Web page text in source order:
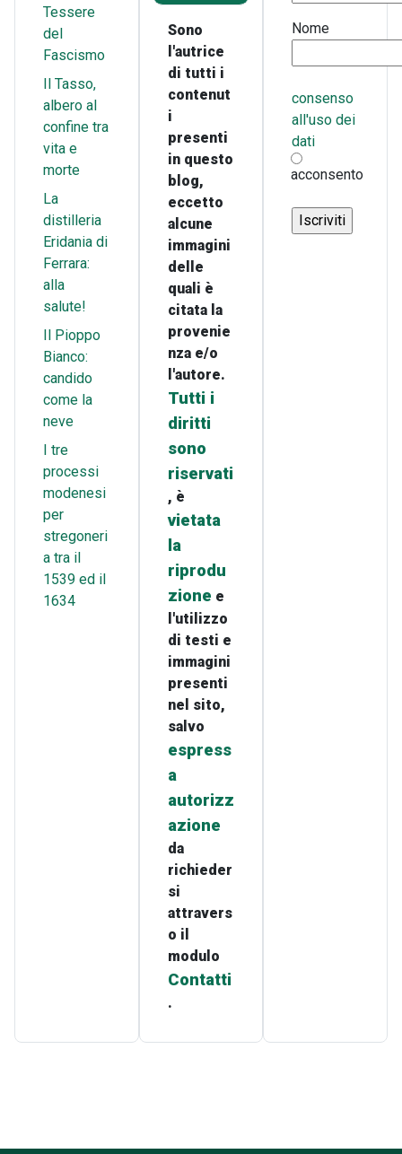
Tessere
del
Fascismo
Il Tasso,
albero al
confine tra
vita e
morte
La
distilleria
Eridania di
Ferrara:
alla
salute!
Il Pioppo
Bianco:
candido
come la
neve
I tre
processi
modenesi
per
stregoneri
a tra il
1539 ed il
1634
Sono
l'autrice
di tutti i
contenut
i
presenti
in questo
blog,
eccetto
alcune
immagini
delle
quali è
citata la
provenie
nza e/o
l'autore.
Tutti i
diritti
sono
riservati
, è
vietata
la
riprodu
zione e
l'utilizzo
di testi e
immagini
presenti
nel sito,
salvo
espress
a
autorizz
azione
da
richieder
si
attravers
o il
modulo
Contatti
.
Nome
consenso
all'uso dei
dati
acconsento